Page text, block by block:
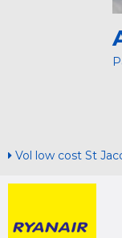
Vol low cost St